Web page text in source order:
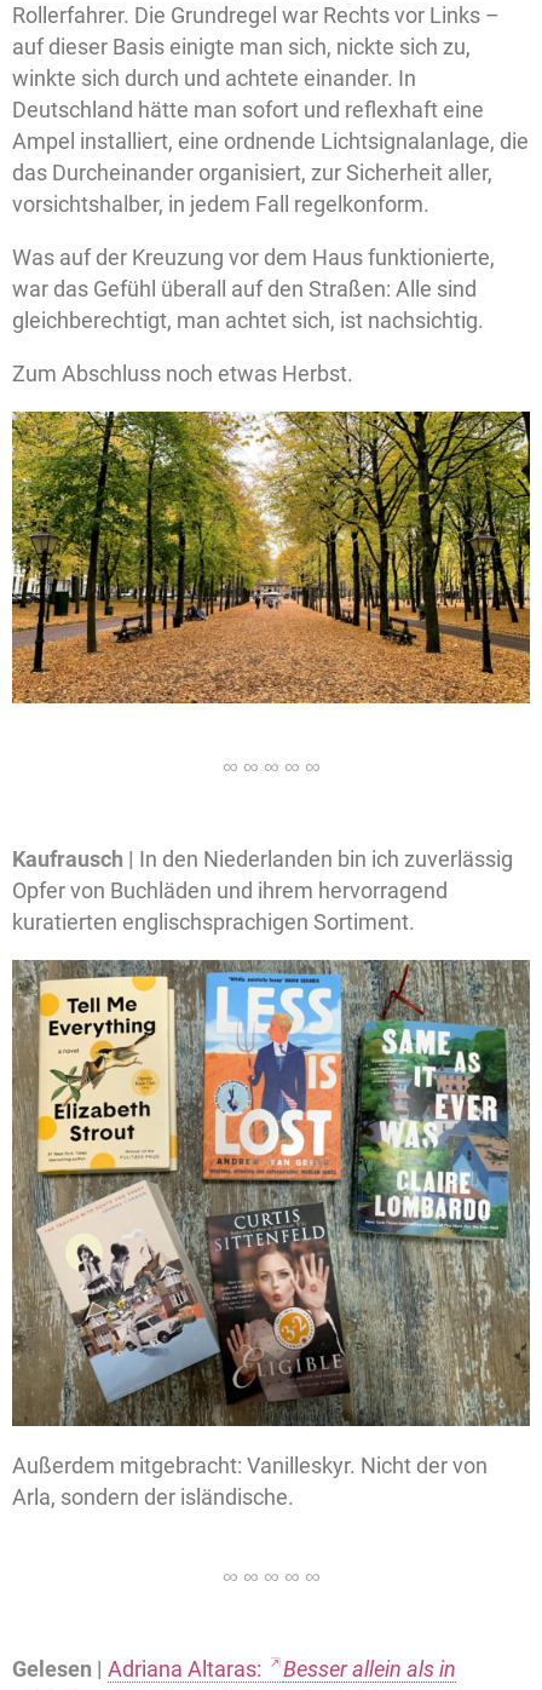
Rollerfahrer. Die Grundregel war Rechts vor Links –
auf dieser Basis einigte man sich, nickte sich zu,
winkte sich durch und achtete einander. In
Deutschland hätte man sofort und reflexhaft eine
Ampel installiert, eine ordnende Lichtsignalanlage, die
das Durcheinander organisiert, zur Sicherheit aller,
vorsichtshalber, in jedem Fall regelkonform.
Was auf der Kreuzung vor dem Haus funktionierte,
war das Gefühl überall auf den Straßen: Alle sind
gleichberechtigt, man achtet sich, ist nachsichtig.
Zum Abschluss noch etwas Herbst.
Kaufrausch | In den Niederlanden bin ich zuverlässig
Opfer von Buchläden und ihrem hervorragend
kuratierten englischsprachigen Sortiment.
Außerdem mitgebracht: Vanilleskyr. Nicht der von
Arla, sondern der isländische.
Gelesen | Adriana Altaras:
Besser allein als in